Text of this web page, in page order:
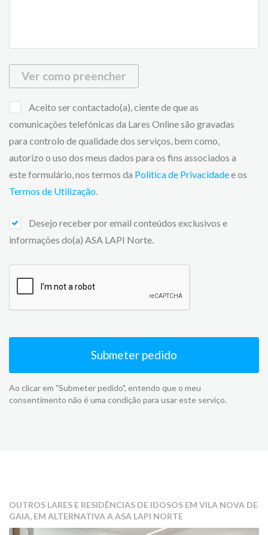
Ver como preencher
Aceito ser contactado(a), ciente de que as
comunicações telefónicas da Lares Online são gravadas
para controlo de qualidade dos serviços, bem como,
autorizo o uso dos meus dados para os fins associados a
este formulário, nos termos da Politica de Privacidadee os
Termos de Utilização.
Desejo receber por email conteúdos exclusivos e
informações do(a) ASA LAPI Norte.
Submeter pedido
Ao clicar em "Submeter pedido", entendo que o meu
consentimento não é uma condição para usar este serviço.
OUTROS LARES E RESIDÊNCIAS DE IDOSOS EM VILA NOVA DE
GAIA, EM ALTERNATIVA A ASA LAPI NORTE